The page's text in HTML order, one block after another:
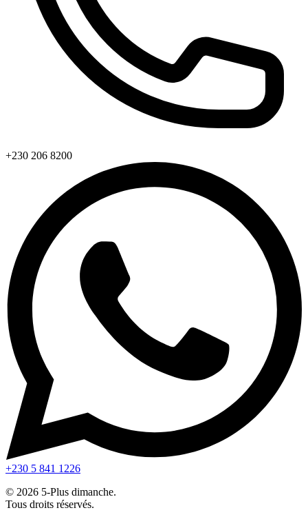
+230 206 8200
+230 5 841 1226
© 2026 5-Plus dimanche.
Tous droits réservés.